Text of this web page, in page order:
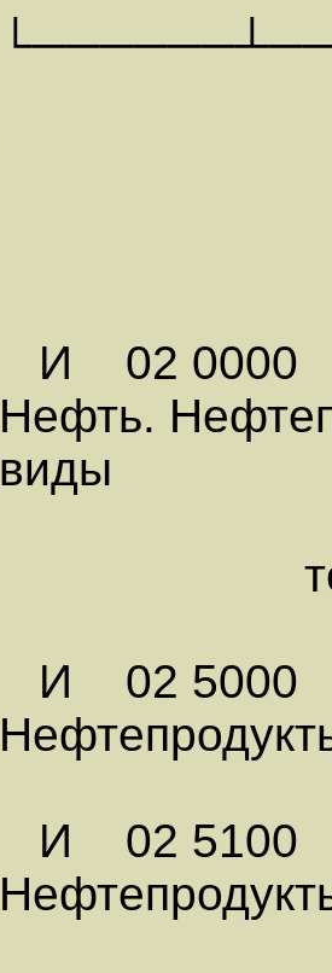
И 02
Нефть.
виды
И 02
И 02